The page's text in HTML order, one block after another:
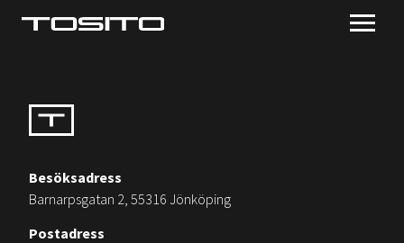
Besöksadress
Barnarpsgatan 2, 55316 Jönköping
Postadress